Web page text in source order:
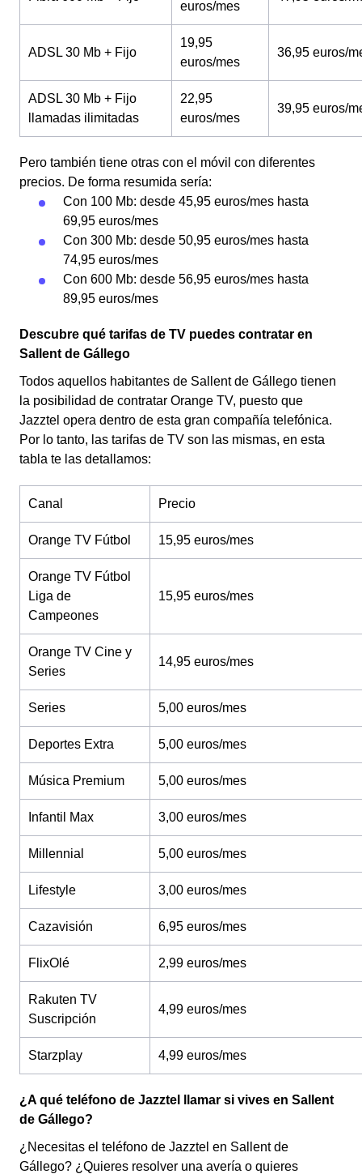
euros/mes
ADSL 30 Mb + Fijo
19,95
euros/mes
36,95 euros/
ADSL 30 Mb + Fijo
llamadas ilimitadas
22,95
euros/mes
39,95 euros/
Pero también tiene otras con el móvil con diferentes
precios. De forma resumida sería:
Con 100 Mb: desde 45,95 euros/mes hasta
69,95 euros/mes
Con 300 Mb: desde 50,95 euros/mes hasta
74,95 euros/mes
Con 600 Mb: desde 56,95 euros/mes hasta
89,95 euros/mes
Descubre qué tarifas de TV puedes contratar en
Sallent de Gállego
Todos aquellos habitantes de Sallent de Gállego tienen
la posibilidad de contratar Orange TV, puesto que
Jazztel opera dentro de esta gran compañía telefónica.
Por lo tanto, las tarifas de TV son las mismas, en esta
tabla te las detallamos:
Canal Precio
Orange TV Fútbol 15,95 euros/mes
Orange TV Fútbol
Liga de
Campeones
15,95 euros/mes
Orange TV Cine y
Series
14,95 euros/mes
Series 5,00 euros/mes
Deportes Extra 5,00 euros/mes
Música Premium 5,00 euros/mes
Infantil Max 3,00 euros/mes
Millennial 5,00 euros/mes
Lifestyle 3,00 euros/mes
Cazavisión 6,95 euros/mes
FlixOlé 2,99 euros/mes
Rakuten TV
Suscripción
4,99 euros/mes
Starzplay 4,99 euros/mes
¿A qué teléfono de Jazztel llamar si vives en Sallent
de Gállego?
¿Necesitas el teléfono de Jazztel en Sallent de
Gállego? ¿Quieres resolver una avería o quieres